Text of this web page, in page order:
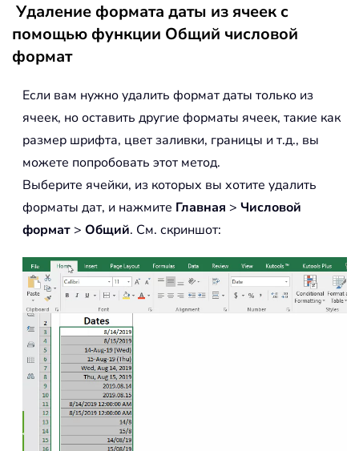
Удаление формата даты из ячеек с
помощью функции Общий числовой
формат
Если вам нужно удалить формат даты только из
ячеек, но оставить другие форматы ячеек, такие как
размер шрифта, цвет заливки, границы и т.д., вы
можете попробовать этот метод.
Выберите ячейки, из которых вы хотите удалить
форматы дат, и нажмите Главная > Числовой
формат > Общий. См. скриншот: